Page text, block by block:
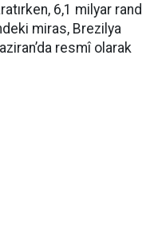
6,1 milyar rand
miras, Brezilya
resmî olarak